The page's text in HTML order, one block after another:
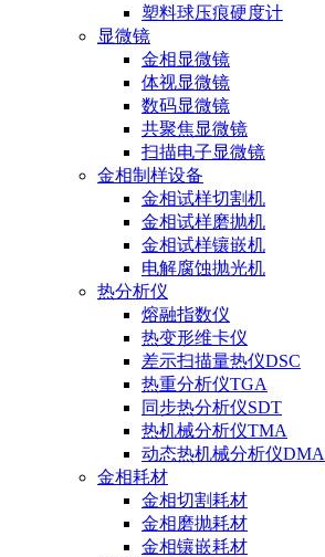
塑料球压痕硬度计
显微镜
金相显微镜
体视显微镜
数码显微镜
共聚焦显微镜
扫描电子显微镜
金相制样设备
金相试样切割机
金相试样磨抛机
金相试样镶嵌机
电解腐蚀抛光机
热分析仪
熔融指数仪
热变形维卡仪
差示扫描量热仪DSC
热重分析仪TGA
同步热分析仪SDT
热机械分析仪TMA
动态热机械分析仪DMA
金相耗材
金相切割耗材
金相磨抛耗材
金相镶嵌耗材